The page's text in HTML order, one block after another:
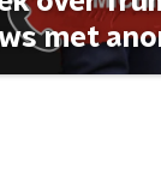
met